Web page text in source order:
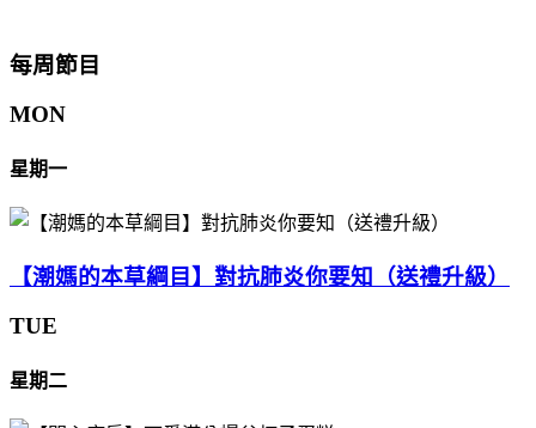
每周節目
MON
星期一
【潮媽的本草綱目】對抗肺炎你要知（送禮升級）
TUE
星期二